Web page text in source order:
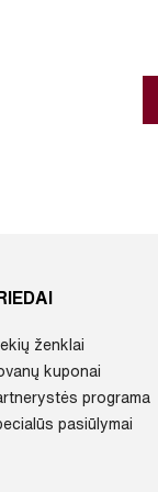
ženklai
kuponai
programa
pasiūlymai